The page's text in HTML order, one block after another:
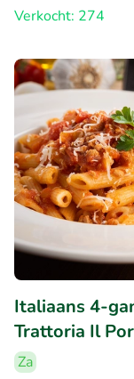
Verkocht: 274
Italiaans 4-
Trattoria Il
Za